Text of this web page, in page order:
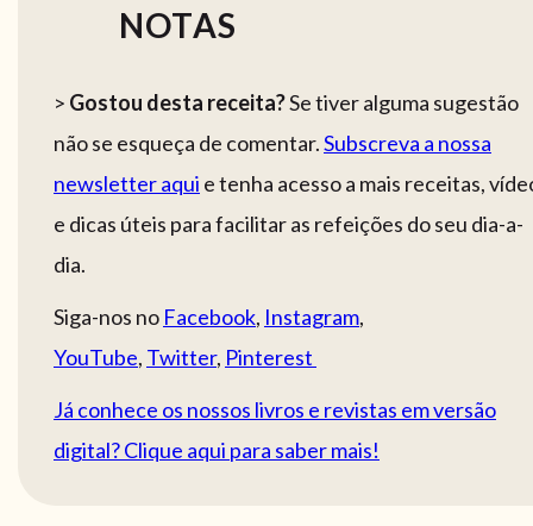
NOTAS
> Gostou desta receita?Se tiver alguma sugestão
não se esqueça de comentar.Subscreva a nossa
newsletter aqui e tenha acesso a mais receitas,
e dicas úteis para facilitar as refeições do seu dia-a-
dia.
Siga-nos no Facebook, Instagram,
YouTube, Twitter, Pinterest
Já conhece os nossos livros e revistas em versão
digital? Clique aqui para saber mais!